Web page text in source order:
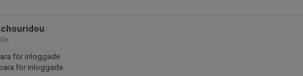
för inloggade
för inloggade